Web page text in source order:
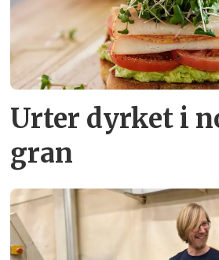
Urter dyrket i
gran